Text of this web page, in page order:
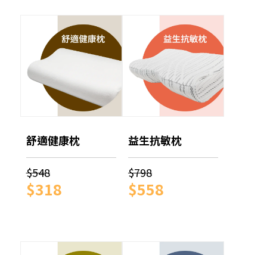
舒適健康枕
$548
$318
益生抗敏枕
$798
$558